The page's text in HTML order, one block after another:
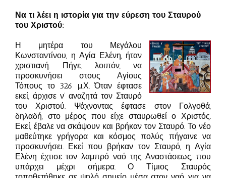
Να τι λέει η ιστορία για την εύρεση του Σταυρού
του Χριστού:
Η μητέρα του Μεγάλου
Κωνσταντίνου, η Αγία Ελένη, ήταν
χριστιανή. Πήγε, λοιπόν, να
προσκυνήσει στους Αγίους
Τόπους το 326 μ.Χ. Όταν έφτασε
εκεί, άρχισε ν’ αναζητά τον Σταυρό
του Χριστού. Ψάχνοντας έφτασε στον Γολγοθά,
δηλαδή, στο μέρος που είχε σταυρωθεί ο Χριστός.
Εκεί, έβαλε να σκάψουν και βρήκαν τον Σταυρό. Το νέο
μαθεύτηκε γρήγορα και κόσμος πολύς πήγαινε να
προσκυνήσει. Εκεί που βρήκαν τον Σταυρό, η Αγία
Ελένη έχτισε τον λαμπρό ναό της Αναστάσεως, που
υπάρχει μέχρι σήμερα. Ο Τίμιος Σταυρός